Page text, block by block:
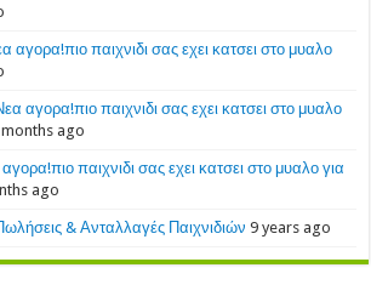
αγορα!πιο παιχνιδι σας εχει κατσει στο μυαλο
αγορα!πιο παιχνιδι σας εχει κατσει στο μυαλο
ago
παιχνιδι σας εχει κατσει στο μυαλο για
ago
& Ανταλλαγές Παιχνιδιών 9 years ago